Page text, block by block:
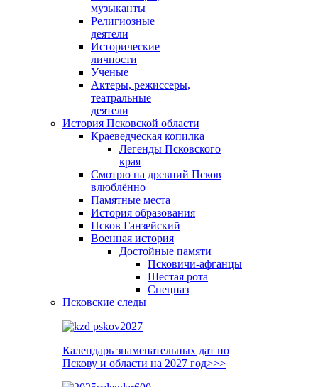
музыканты
Религиозные
деятели
Исторические
личности
Ученые
Актеры, режиссеры,
театральные
деятели
История Псковской области
Краеведческая копилка
Легенды Псковского
края
Смотрю на древний Псков
влюблённо
Памятные места
История образования
Псков Ганзейский
Военная история
Достойные памяти
Псковичи-афганцы
Шестая рота
Спецназ
Псковские следы
Календарь знаменательных дат по
Пскову и области на 2027 год>>>